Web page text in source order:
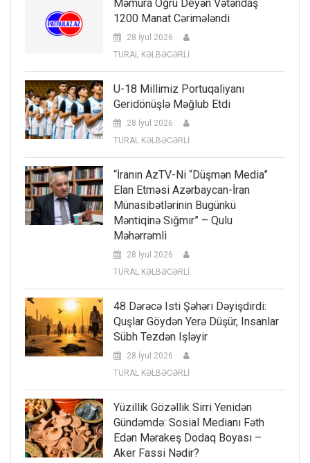
Məmura Oğru Deyən Vətəndaş
1200 Manat Cərimələndi
28 İyul 2026
TURAL KƏLBƏCƏRLİ
U-18 Millimiz Portuqaliyanı
Geridönüşlə Məğlub Etdi
28 İyul 2026
TURAL KƏLBƏCƏRLİ
“İranın AzTV-Ni “düşmən Media”
Elan Etməsi Azərbaycan-İran
Münasibətlərinin Bugünkü
Məntiqinə Sığmır” – Qulu
Məhərrəmli
28 İyul 2026
TURAL KƏLBƏCƏRLİ
48 Dərəcə Isti Şəhəri Dəyişdirdi:
Quşlar Göydən Yerə Düşür, Insanlar
Sübh Tezdən Işləyir
28 İyul 2026
TURAL KƏLBƏCƏRLİ
Yüzillik Gözəllik Sirri Yenidən
Gündəmdə: Sosial Medianı Fəth
Edən Mərakeş Dodaq Boyası –
Aker Fassi Nədir?